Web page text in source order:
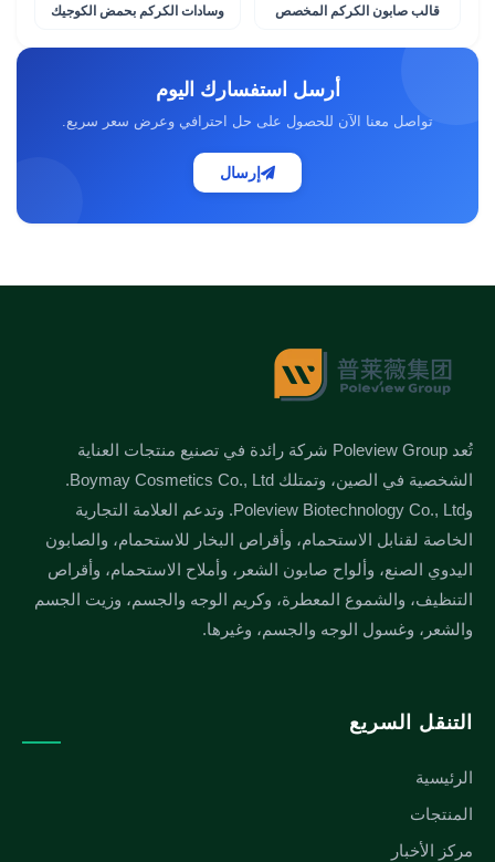
قالب صابون الكركم المخصص وسادات الكركم بحمض الكوجيك
أرسل استفسارك اليوم
تواصل معنا الآن للحصول على حل احترافي وعرض سعر سريع.
إرسال
تُعد Poleview Group شركة رائدة في تصنيع منتجات العناية
الشخصية في الصين، وتمتلك Boymay Cosmetics Co., Ltd.
وPoleview Biotechnology Co., Ltd. وتدعم العلامة التجارية
الخاصة لقنابل الاستحمام، وأقراص البخار للاستحمام، والصابون
اليدوي الصنع، وألواح صابون الشعر، وأملاح الاستحمام، وأقراص
التنظيف، والشموع المعطرة، وكريم الوجه والجسم، وزيت الجسم
والشعر، وغسول الوجه والجسم، وغيرها.
التنقل السريع
الرئيسية
المنتجات
مركز الأخبار